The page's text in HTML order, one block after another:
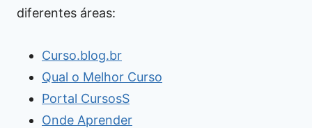
diferentes áreas:
Curso.blog.br
Qual o Melhor Curso
Portal CursosS
Onde Aprender